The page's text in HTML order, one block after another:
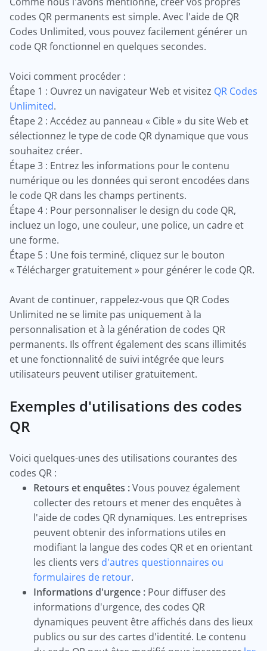
codes QR permanents est simple. Avec l'aide de QR
Codes Unlimited, vous pouvez facilement générer un
code QR fonctionnel en quelques secondes.
Voici comment procéder :
Étape 1 : Ouvrez un navigateur Web et visitez QR Codes
Unlimited.
Étape 2 : Accédez au panneau « Cible » du site Web et
sélectionnez le type de code QR dynamique que vous
souhaitez créer.
Étape 3 : Entrez les informations pour le contenu
numérique ou les données qui seront encodées dans
le code QR dans les champs pertinents.
Étape 4 : Pour personnaliser le design du code QR,
incluez un logo, une couleur, une police, un cadre et
une forme.
Étape 5 : Une fois terminé, cliquez sur le bouton
« Télécharger gratuitement » pour générer le code QR.
Avant de continuer, rappelez-vous que QR Codes
Unlimited ne se limite pas uniquement à la
personnalisation et à la génération de codes QR
permanents. Ils offrent également des scans illimités
et une fonctionnalité de suivi intégrée que leurs
utilisateurs peuvent utiliser gratuitement.
Exemples d'utilisations des codes
QR
Voici quelques-unes des utilisations courantes des
codes QR :
Retours et enquêtes :Vous pouvez également
collecter des retours et mener des enquêtes à
l'aide de codes QR dynamiques. Les entreprises
peuvent obtenir des informations utiles en
modifiant la langue des codes QR et en orientant
les clients vers d'autres questionnaires ou
formulaires de retour.
Informations d'urgence : Pour diffuser des
informations d'urgence, des codes QR
dynamiques peuvent être affichés dans des lieux
publics ou sur des cartes d'identité. Le contenu